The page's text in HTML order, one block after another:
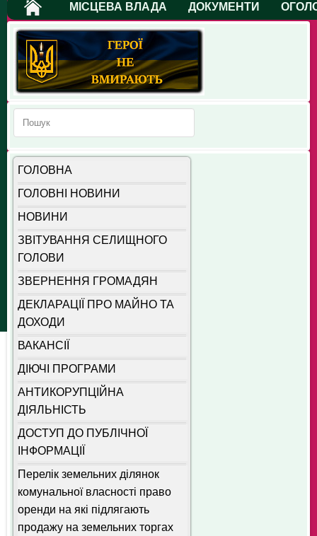
МІСЦЕВА ВЛАДА ДОКУМЕНТИ
ГОЛОВНА
ГОЛОВНІ НОВИНИ
НОВИНИ
ЗВІТУВАННЯ СЕЛИЩНОГО
ГОЛОВИ
ЗВЕРНЕННЯ ГРОМАДЯН
ДЕКЛАРАЦІЇ ПРО МАЙНО ТА
ДОХОДИ
ВАКАНСІЇ
ДІЮЧІ ПРОГРАМИ
АНТИКОРУПЦІЙНА
ДІЯЛЬНІСТЬ
ДОСТУП ДО ПУБЛІЧНОЇ
ІНФОРМАЦІЇ
Перелік земельних ділянок
комунальної власності право
оренди на які підлягають
продажу на земельних торгах